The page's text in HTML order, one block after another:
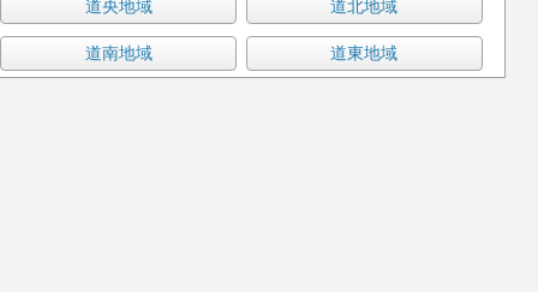
道央地域 道北地域
道南地域 道東地域